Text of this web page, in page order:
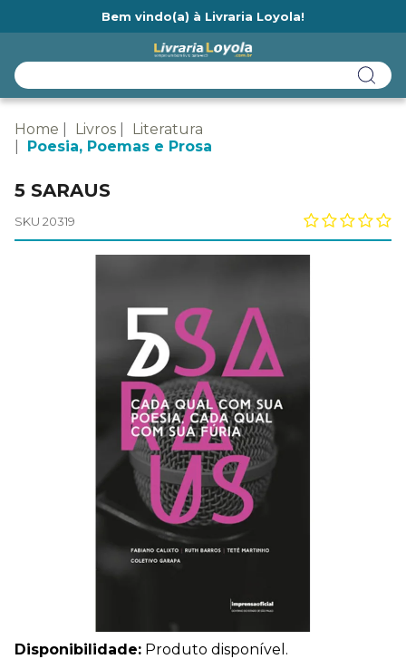
Bem vindo(a) à Livraria Loyola!
Home Livros
Literatura
Poesia, Poemas e Prosa
5 SARAUS
SKU 20319
Disponibilidade: Produto disponível.